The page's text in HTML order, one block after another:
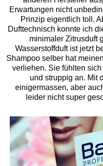
Erwartungen nicht
Prinzip eigentlich toll.
Dufttechnisch konnte ich
minimaler Zitrusduft
Wasserstoffduft ist jetzt
Shampoo selber hat
verliehen. Sie fühlten
und struppig an. Mit
einigermassen, aber
leider nicht super